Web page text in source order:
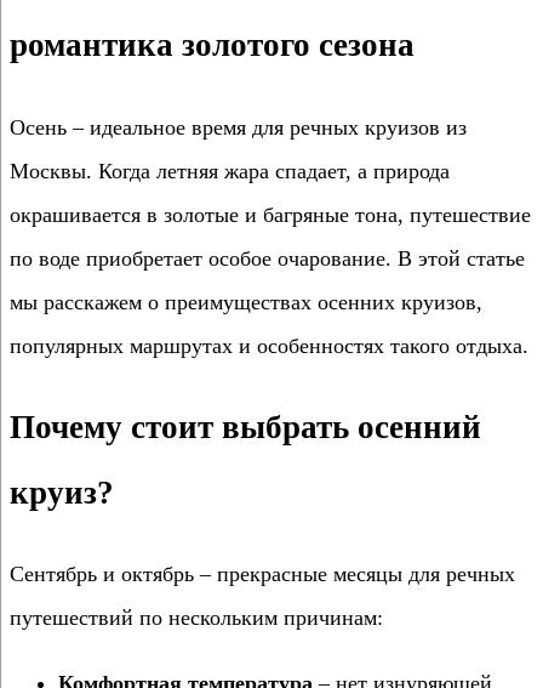
романтика золотого сезона
Осень – идеальное время для речных круизов из
Москвы. Когда летняя жара спадает, а природа
окрашивается в золотые и багряные тона, путешествие
по воде приобретает особое очарование. В этой статье
мы расскажем о преимуществах осенних круизов,
популярных маршрутах и особенностях такого отдыха.
Почему стоит выбрать осенний
круиз?
Сентябрь и октябрь – прекрасные месяцы для речных
путешествий по нескольким причинам: